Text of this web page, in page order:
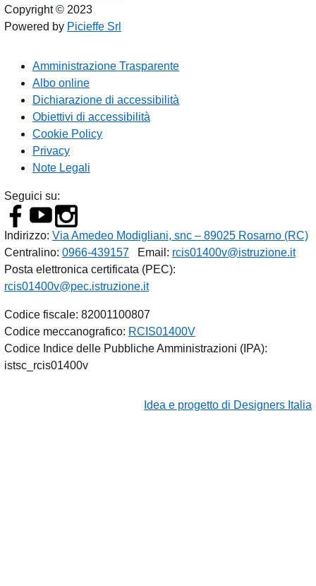
Copyright © 2023
Powered by Picieffe Srl
Amministrazione Trasparente
Albo online
Dichiarazione di accessibilità
Obiettivi di accessibilità
Cookie Policy
Privacy
Note Legali
Seguici su:
Indirizzo: Via Amedeo Modigliani, snc – 89025 Rosarno (RC)
Centralino: 0966-439157 Email: rcis01400v@istruzione.it
Posta elettronica certificata (PEC):
rcis01400v@pec.istruzione.it
Codice fiscale: 82001100807
Codice meccanografico: RCIS01400V
Codice Indice delle Pubbliche Amministrazioni (IPA):
istsc_rcis01400v
Idea e progetto di Designers Italia